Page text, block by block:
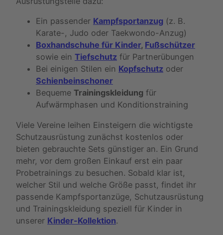
Ein passender Kampfsportanzug (z. B.
Karate-, Judo oder Taekwondo-Anzug)
Boxhandschuhe für Kinder, Fußschützer
sowie ein Tiefschutz für Partnerübungen
Bei einigen Stilen ein Kopfschutz oder
Schienbeinschoner
Bequeme Trainingskleidung für
Aufwärmphasen und Konditionstraining
Viele Vereine leihen Einsteigern die wichtigste
Schutzausrüstung zunächst kostenlos oder
bieten gebrauchte Sets günstiger an. Ein Grund
mehr, vor dem großen Einkauf erst ein paar
Probetrainings zu besuchen. Sobald klar ist,
welcher Stil und welche Größe passt, findet ihr
passende Kampfsportanzüge, Schutzausrüstung
und Trainingskleidung speziell für Kinder in
unserer Kinder-Kollektion.